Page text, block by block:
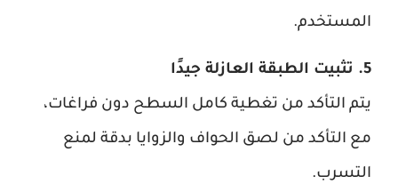
المستخدم.
5. تثبيت الطبقة العازلة جيدًا
يتم التأكد من تغطية كامل السطح دون فراغات،
مع التأكد من لصق الحواف والزوايا بدقة لمنع
التسرب.